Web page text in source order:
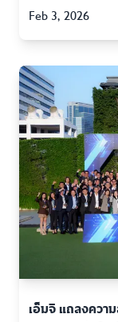
ความเชื่อมั่นต่อ
Feb 3, 2026
เอ็มจี แถลงควา